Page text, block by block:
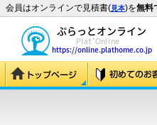
会員はオンラインで見積書(見本)を無料